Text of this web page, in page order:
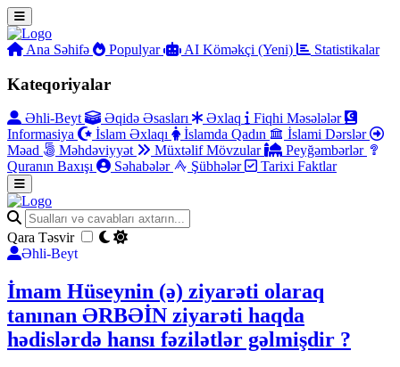
Ana Səhifə Populyar AI Köməkçi (Yeni) Statistikalar
Kateqoriyalar
Əhli-Beyt Əqidə Əsasları Əxlaq
Fiqhi Məsələlər
Informasiya
İslam Əxlaqı İslamda Qadın
İslami Dərslər
Məad
Məhdəviyyət Müxtəlif Mövzular
Peyğəmbərlər
Quranın Baxışı
Səhabələr Şübhələr Tarixi Faktlar
Qara Təsvir
Əhli-Beyt
İmam Hüseynin (ə) ziyarəti olaraq
tanınan ƏRBƏİN ziyarəti haqda
hədislərdə hansı fəzilətlər gəlmişdir ?